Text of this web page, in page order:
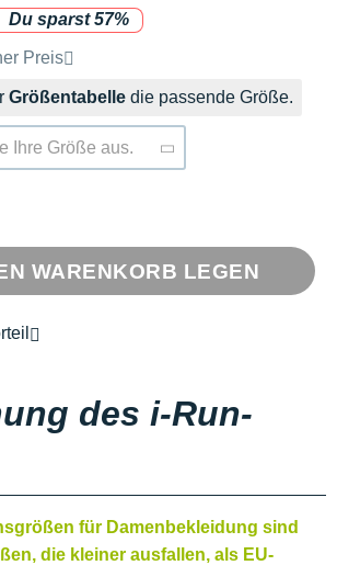
Du sparst 57%
der Marke
Preis
Größentabelle die passende Größe.
Ihre Größe aus.
WARENKORB LEGEN
des i-Run-
für Damenbekleidung sind
die kleiner ausfallen, als EU-